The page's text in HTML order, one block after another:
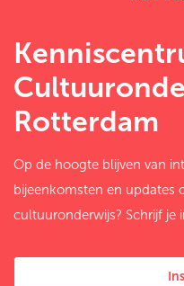
Rotterdam
Op de hoogte blijven van
bijeenkomsten en updates
cultuuronderwijs? Schrijf je